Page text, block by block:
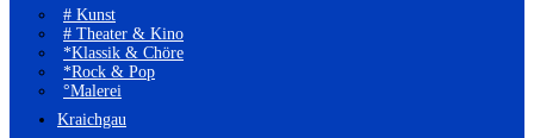
# Kunst
# Theater & Kino
*Klassik & Chöre
*Rock & Pop
°Malerei
Kraichgau